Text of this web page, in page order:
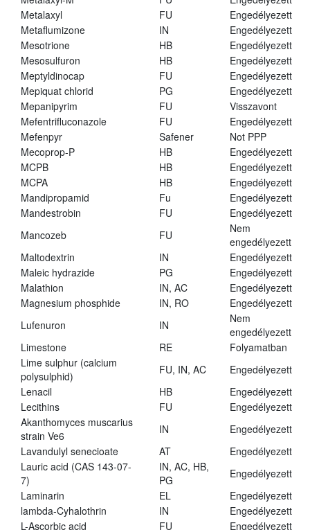
Metalaxyl
FU
Engedélyezett
Metaflumizone
IN
Engedélyezett
Mesotrione
HB
Engedélyezett
Mesosulfuron
HB
Engedélyezett
Meptyldinocap
FU
Engedélyezett
Mepiquat chlorid
PG
Engedélyezett
Mepanipyrim
FU
Visszavont
Mefentrifluconazole
FU
Engedélyezett
Mefenpyr
Safener
Not PPP
Mecoprop-P
HB
Engedélyezett
MCPB
HB
Engedélyezett
MCPA
HB
Engedélyezett
Mandipropamid
Fu
Engedélyezett
Mandestrobin
FU
Engedélyezett
Mancozeb
FU
Nem
engedélyezett
Maltodextrin
IN
Engedélyezett
Maleic hydrazide
PG
Engedélyezett
Malathion
IN, AC
Engedélyezett
Magnesium phosphide
IN, RO
Engedélyezett
Lufenuron
IN
Nem
engedélyezett
Limestone
RE
Folyamatban
Lime sulphur (calcium
polysulphid)
FU, IN, AC
Engedélyezett
Lenacil
HB
Engedélyezett
Lecithins
FU
Engedélyezett
Akanthomyces muscarius
strain Ve6
IN
Engedélyezett
Lavandulyl senecioate
AT
Engedélyezett
Lauric acid (CAS 143-07-
7)
IN, AC, HB,
PG
Engedélyezett
Laminarin
EL
Engedélyezett
lambda-Cyhalothrin
IN
Engedélyezett
L-Ascorbic acid
FU
Engedélyezett